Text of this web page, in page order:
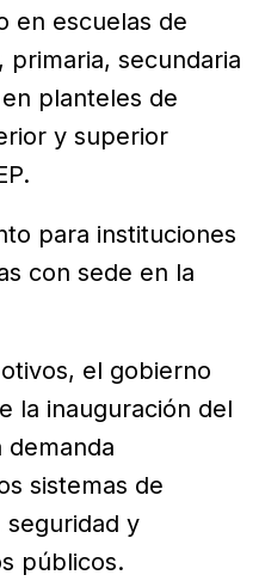
en escuelas de
primaria, secundaria
planteles de
y superior
para instituciones
con sede en la
el gobierno
la inauguración del
demanda
sistemas de
y
públicos.